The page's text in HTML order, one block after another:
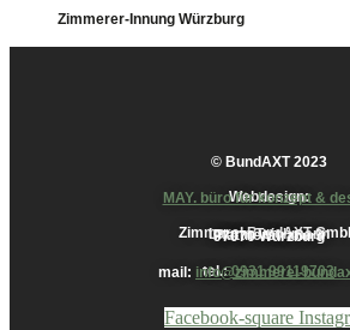
Zimmerer-Innung Würzburg
© BundAXT 2023
Webdesign:
MAY. büro für konzept &
Zimmerei BundAXT
Laurin Teichmann
Plattnerstraße 3
97070 Würzburg
tel.:0931 99119703
mail: info@zimmerei-
Facebook-square